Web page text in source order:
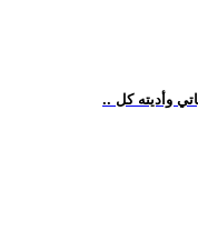
وأديته كل